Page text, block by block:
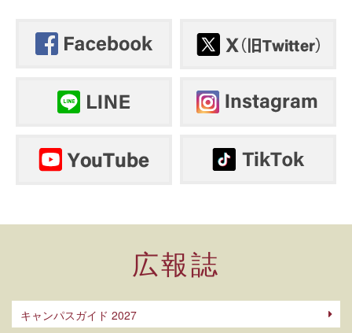
広報誌
キャンパスガイド 2027